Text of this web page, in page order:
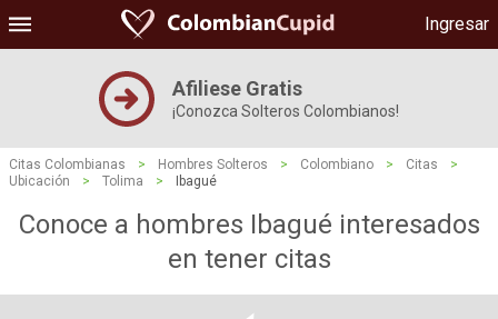
Ingresar
Afiliese Gratis
¡Conozca Solteros Colombianos!
Citas Colombianas > Hombres Solteros > Colombiano > Citas
>
Ubicación
> Tolima > Ibagué
Conoce a hombres Ibagué interesados
​​en tener citas